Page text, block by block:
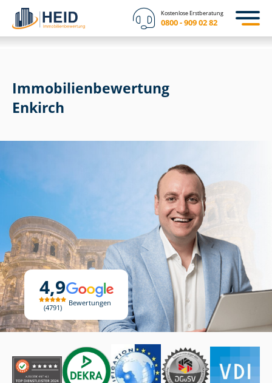
Kostenlose Erstberatung
0800 - 909 02 82
4,9
4791
Bewertungen
Immobilien­bewertung
Enkirch